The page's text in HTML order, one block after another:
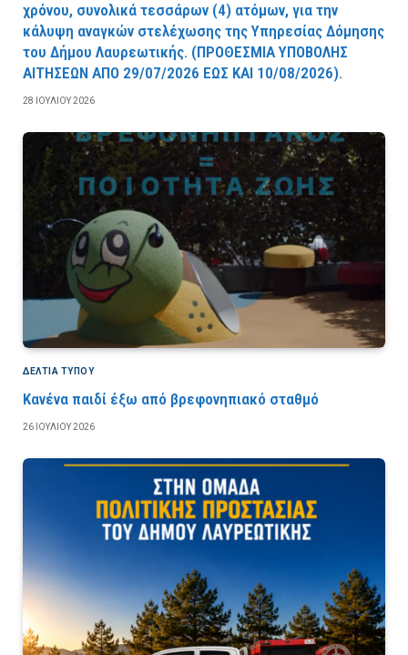
χρόνου, συνολικά τεσσάρων (4) ατόμων, για την
κάλυψη αναγκών στελέχωσης της Υπηρεσίας Δόμησης
του Δήμου Λαυρεωτικής. (ΠPOΘEΣMIA YΠOBOΛHΣ
AITHΣEΩN AΠO 29/07/2026 EΩΣ KAI 10/08/2026).
28 ΙΟΥΛΊΟΥ 2026
ΔΕΛΤΙΑ ΤΥΠΟΥ
Κανένα παιδί έξω από βρεφονηπιακό σταθμό
26 ΙΟΥΛΊΟΥ 2026